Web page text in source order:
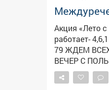
города
Акция «Лето с ГТО в Кузбассе!»
работает-
79 ЖДЕМ ВСЕХ
ВЕЧЕР С